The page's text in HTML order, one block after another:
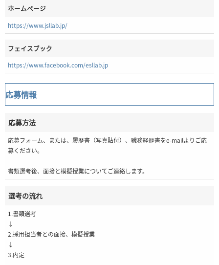
ホームページ
https://www.jsllab.jp/
フェイスブック
https://www.facebook.com/esllab.jp
応募情報
応募方法
応募フォーム、または、履歴書（写真貼付）、職務経歴書をe-mailよりご応
募ください。
書類選考後、面接と模擬授業についてご連絡します。
選考の流れ
1.書類選考
↓
2.採用担当者との面接、模擬授業
↓
3.内定